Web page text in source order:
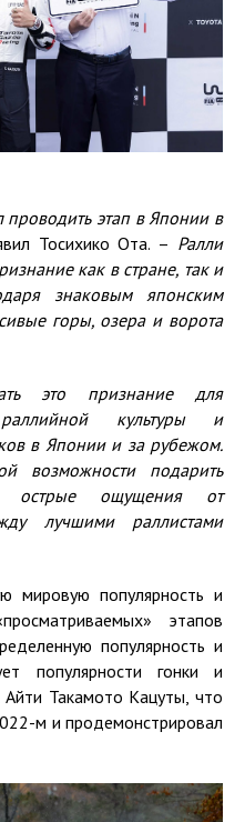
этап в Японии в
Тосихико Ота. – Ралли
как в стране, так и
знаковым японским
горы, озера и ворота
это признание для
культуры и
в Японии и за рубежом.
возможности подарить
острые ощущения от
лучшими раллистами
мировую популярность и
этапов
популярность и
популярности гонки и
Айти Такамото Кацуты, что
м и продемонстрировал